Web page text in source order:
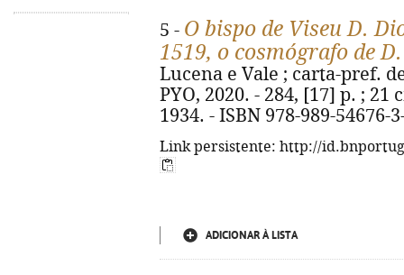
5 - O bispo de Viseu D.
1519, o cosmógrafo de
Lucena e Vale ; carta-pref.
PYO, 2020. - 284, [17] p. ; 21
1934. - ISBN 978-989-54676-
Link persistente: http://
ADICIONAR À LISTA